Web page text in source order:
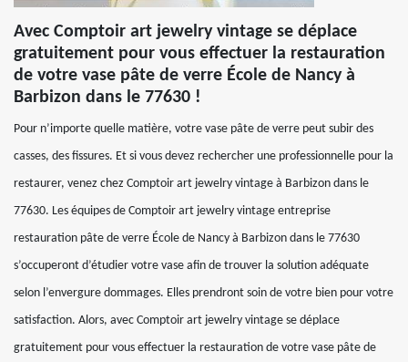
Avec Comptoir art jewelry vintage se déplace
gratuitement pour vous effectuer la restauration
de votre vase pâte de verre École de Nancy à
Barbizon dans le 77630 !
Pour n’importe quelle matière, votre vase pâte de verre peut subir des
casses, des fissures. Et si vous devez rechercher une professionnelle pour la
restaurer, venez chez Comptoir art jewelry vintage à Barbizon dans le
77630. Les équipes de Comptoir art jewelry vintage entreprise
restauration pâte de verre École de Nancy à Barbizon dans le 77630
s’occuperont d’étudier votre vase afin de trouver la solution adéquate
selon l’envergure dommages. Elles prendront soin de votre bien pour votre
satisfaction. Alors, avec Comptoir art jewelry vintage se déplace
gratuitement pour vous effectuer la restauration de votre vase pâte de